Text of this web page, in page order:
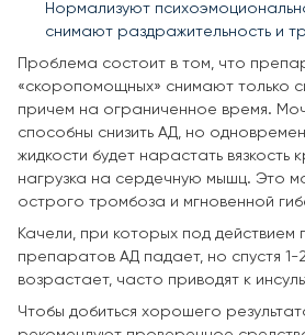
Нормализуют
снимают раздражительность и
Проблема состоит в том, что
«скоропомощных» снимают только
причем на ограниченное время.
способны снизить АД, но
жидкости будет нарастать вязкость
нагрузка на сердечную мышц. Это
острого тромбоза и мгновенной
Качели, при которых под действием
препаратов АД падает, но спустя 1-
возрастает, часто приводят к
Чтобы добиться хорошего